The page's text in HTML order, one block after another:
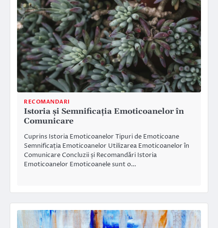
RECOMANDARI
Istoria și Semnificația Emoticoanelor în
Comunicare
Cuprins Istoria Emoticoanelor Tipuri de Emoticoane
Semnificația Emoticoanelor Utilizarea Emoticoanelor în
Comunicare Concluzii și Recomandări Istoria
Emoticoanelor Emoticoanele sunt o…